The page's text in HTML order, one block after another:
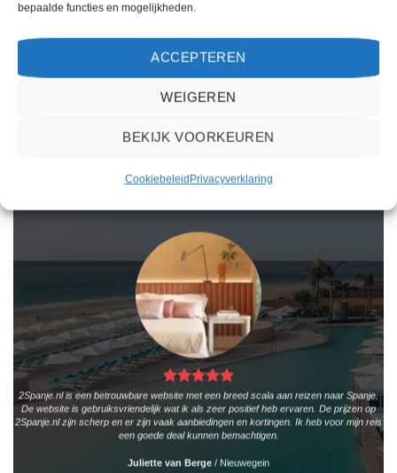
bepaalde functies en mogelijkheden.
ACCEPTEREN
WEIGEREN
BEKIJK VOORKEUREN
CookiebeleidPrivacyverklaring
Ik ben erg tevreden over mijn ervaring met 2Spanje.nl. Het boekingsproces was
eenvoudig, de klantenservice was behulpzaam en de prijs was scherp. Ik zou deze
Kiki Kampen /Maastricht
2Spanje.nl is een betrouwbare website met een breed scala aan reizen naar Spanje.
De website is gebruiksvriendelijk wat ik als zeer positief heb ervaren. De prijzen op
2Spanje.nl zijn scherp en er zijn vaak aanbiedingen en kortingen. Ik heb voor mijn reis
een goede deal kunnen bemachtigen.
Juliette van Berge / Nieuwegein